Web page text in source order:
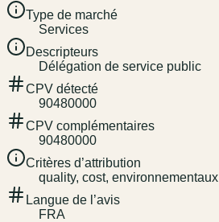
Type de marché
Services
Descripteurs
Délégation de service public
CPV détecté
90480000
CPV complémentaires
90480000
Critères d’attribution
quality, cost, environnementaux
Langue de l’avis
FRA